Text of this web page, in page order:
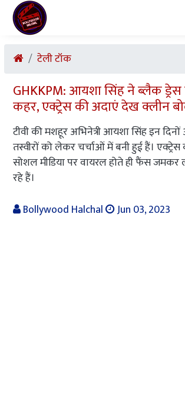
टेली टॉक
GHKKPM: आयशा सिंह ने ब्लैक
कहर, एक्ट्रेस की अदाएं देख क्लीन
टीवी की मशहूर अभिनेत्री आयशा सिंह इन
तस्वीरों को लेकर चर्चाओं में बनी हुई हैं। एक्ट्रेस
सोशल मीडिया पर वायरल होते ही फैंस जमकर
रहे हैं।
Bollywood Halchal
Jun 03, 2023